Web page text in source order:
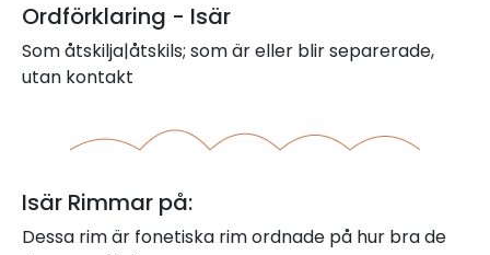
Ordförklaring - Isär
Som åtskilja|åtskils; som är eller blir separerade,
utan kontakt
Isär Rimmar på:
Dessa rim är fonetiska rim ordnade på hur bra de